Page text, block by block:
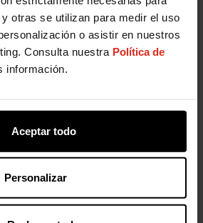
otras se utilizan para medir el uso
o asistir en nuestros
Consulta nuestra Política de
información.
Aceptar todo
Personalizar